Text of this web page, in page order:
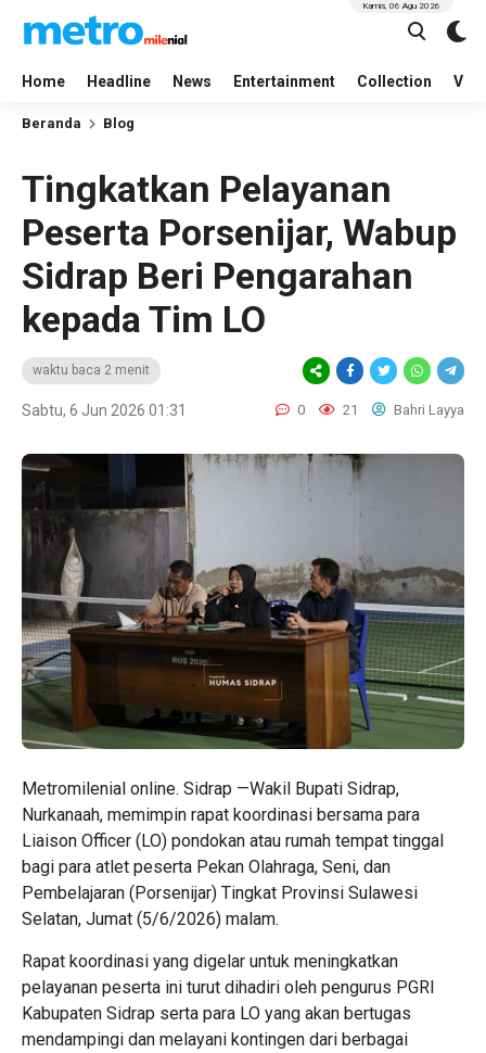
Home Headline News Entertainment Collection
Kamis, 06 Agu 2026
Beranda Blog
Tingkatkan Pelayanan
Peserta Porsenijar, Wabup
Sidrap Beri Pengarahan
kepada Tim LO
waktu baca 2 menit
Sabtu, 6 Jun 2026 01:31 0 21 Bahri Layya
Metromilenial online. Sidrap —Wakil Bupati Sidrap,
Nurkanaah, memimpin rapat koordinasi bersama para
Liaison Officer (LO) pondokan atau rumah tempat tinggal
bagi para atlet peserta Pekan Olahraga, Seni, dan
Pembelajaran (Porsenijar) Tingkat Provinsi Sulawesi
Selatan, Jumat (5/6/2026) malam.
Rapat koordinasi yang digelar untuk meningkatkan
pelayanan peserta ini turut dihadiri oleh pengurus PGRI
Kabupaten Sidrap serta para LO yang akan bertugas
mendampingi dan melayani kontingen dari berbagai